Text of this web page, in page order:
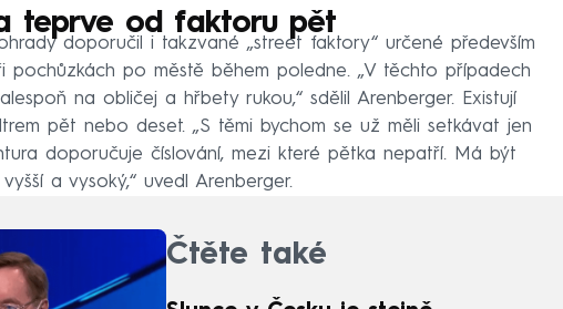
teprve od faktoru pět
doporučil i takzvané „street faktory“ určené především
pochůzkách po městě během poledne. „V těchto případech
na obličej a hřbety rukou,“ sdělil Arenberger. Existují
pět nebo deset. „S těmi bychom se už měli setkávat jen
doporučuje číslování, mezi které pětka nepatří. Má být
a vysoký,“ uvedl Arenberger.
Čtěte také